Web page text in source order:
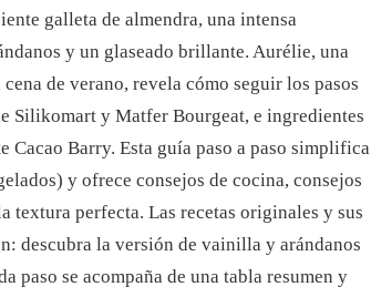
galleta de almendra, una intensa
y un glaseado brillante. Aurélie, una
de verano, revela cómo seguir los pasos
Silikomart y Matfer Bourgeat, e ingredientes
Barry. Esta guía paso a paso simplifica
y ofrece consejos de cocina, consejos
textura perfecta. Las recetas originales y sus
descubra la versión de vainilla y arándanos
paso se acompaña de una tabla resumen y